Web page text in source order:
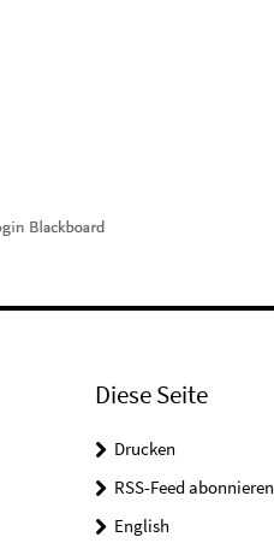
Diese Seite
Drucken
RSS-Feed abonnieren
English